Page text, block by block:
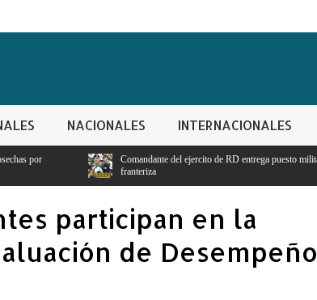
NACIONALES INTERNACIONALES
del ejercito de RD entrega puesto militar para seguridad y vigilancia
participan en la
de Desempeño